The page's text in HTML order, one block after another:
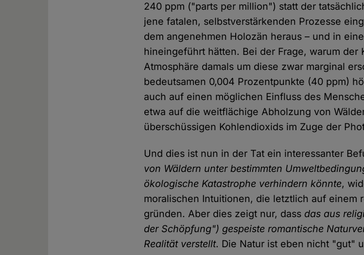
240 ppm ("parts per million") statt der
jene fatalen, selbstverstärkenden Prozesse
dem angenehmen Holozän heraus – und in
hineingeführt hätten. Bei der Frage, warum der
Atmosphäre damals um diese zwar marginal
bedeutsamen 0,004 Prozentpunkte (40 ppm)
auch auf einen möglichen Einfluss des
etwa auf die weitflächige Abholzung von
überschüssigen Kohlendioxids im Zuge der
Und dies ist nun in der Tat ein interessanter
von Wäldern unter bestimmten
ökologische Katastrophe verhindern könnte,
moralischen Intuitionen, die letztlich auf einem
gründen. Aber dies zeigt nur, dass das aus
der Schöpfung") gespeiste romantische
Realität verstellt. Die Natur ist eben nicht "gut"